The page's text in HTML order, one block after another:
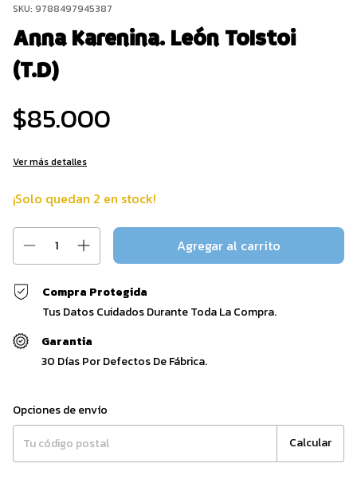
SKU: 9788497945387
Anna Karenina. León Tolstoi
(T.D)
$85.000
Ver más detalles
¡Solo quedan 2 en stock!
Compra Protegida
Tus Datos Cuidados Durante Toda La Compra.
Garantia
30 Días Por Defectos De Fábrica.
Entregas para el CP:
Opciones de envío
Calcular